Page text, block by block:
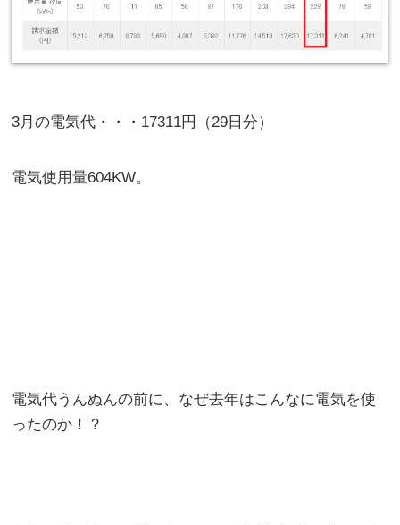
3月の電気代・・・17311円（29日分）
電気使用量604KW。
電気代うんぬんの前に、なぜ去年はこんなに電気を使
ったのか！？